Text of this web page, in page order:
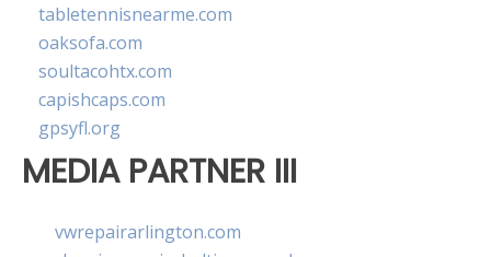
tabletennisnearme.com
oaksofa.com
soultacohtx.com
capishcaps.com
gpsyfl.org
MEDIA PARTNER III
vwrepairarlington.com